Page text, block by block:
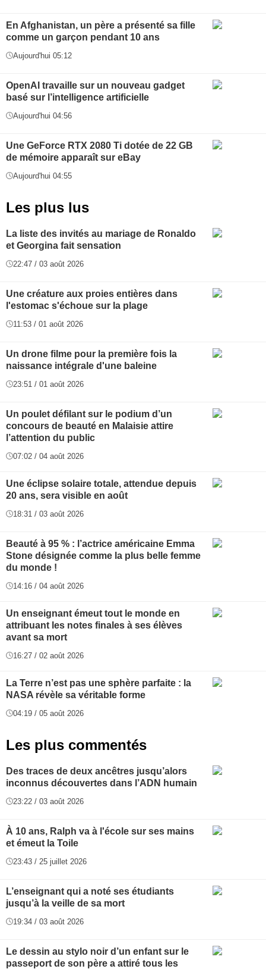
En Afghanistan, un père a présenté sa fille
comme un garçon pendant 10 ans
Aujourd'hui 05:12
OpenAI travaille sur un nouveau gadget
basé sur l’intelligence artificielle
Aujourd'hui 04:56
Une GeForce RTX 2080 Ti dotée de 22 GB
de mémoire apparaît sur eBay
Aujourd'hui 04:55
Les plus lus
La liste des invités au mariage de Ronaldo
et Georgina fait sensation
22:47 / 03 août 2026
Une créature aux proies entières dans
l'estomac s'échoue sur la plage
11:53 / 01 août 2026
Un drone filme pour la première fois la
naissance intégrale d'une baleine
23:51 / 01 août 2026
Un poulet défilant sur le podium d’un
concours de beauté en Malaisie attire
l’attention du public
07:02 / 04 août 2026
Une éclipse solaire totale, attendue depuis
20 ans, sera visible en août
18:31 / 03 août 2026
Beauté à 95 % : l’actrice américaine Emma
Stone désignée comme la plus belle femme
du monde !
14:16 / 04 août 2026
Un enseignant émeut tout le monde en
attribuant les notes finales à ses élèves
avant sa mort
16:27 / 02 août 2026
La Terre n’est pas une sphère parfaite : la
NASA révèle sa véritable forme
04:19 / 05 août 2026
Les plus commentés
Des traces de deux ancêtres jusqu’alors
inconnus découvertes dans l’ADN humain
23:22 / 03 août 2026
À 10 ans, Ralph va à l'école sur ses mains
et émeut la Toile
23:43 / 25 juillet 2026
L’enseignant qui a noté ses étudiants
jusqu’à la veille de sa mort
19:34 / 03 août 2026
Le dessin au stylo noir d’un enfant sur le
passeport de son père a attiré tous les